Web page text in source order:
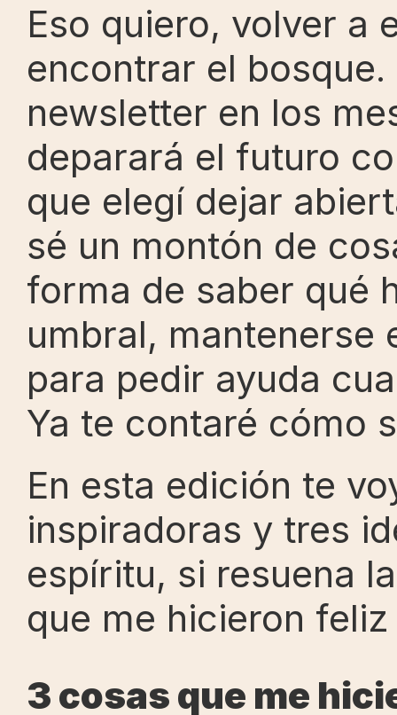
Eso quiero, volver a
encontrar el
newsletter en los
deparará el futuro
que elegí dejar
sé un montón de
forma de saber qué
umbral, mantenerse
para pedir ayuda
Ya te contaré cómo
En esta edición te
inspiradoras y tres
espíritu, si resuena
que me hicieron
3 cosas que me